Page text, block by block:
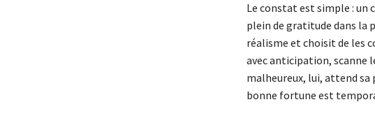
Le constat est simple :
plein de gratitude dans la
réalisme et choisit de les
avec anticipation, scanne
malheureux, lui, attend
bonne fortune est